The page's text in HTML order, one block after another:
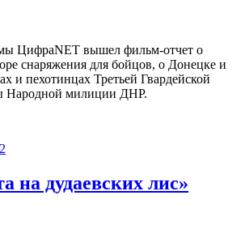
ЦифраNET вышел фильм-отчет о
снаряжения для бойцов, о Донецке и
и пехотинцах Третьей Гвардейской
Народной милиции ДНР.
на дудаевских лис»